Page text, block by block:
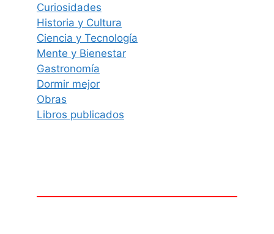
Curiosidades
Historia y Cultura
Ciencia y Tecnología
Mente y Bienestar
Gastronomía
Dormir mejor
Obras
Libros publicados